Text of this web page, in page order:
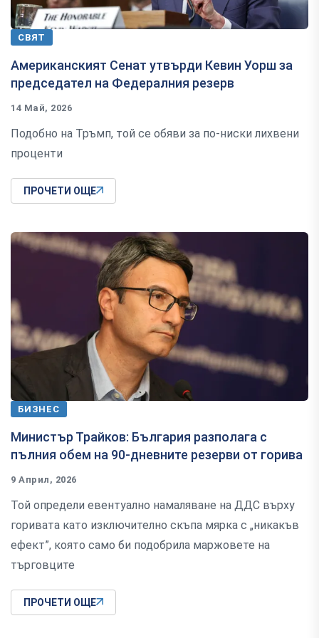
СВЯТ
Американският Сенат утвърди Кевин Уорш за
председател на Федералния резерв
14 Май, 2026
Подобно на Тръмп, той се обяви за по-ниски лихвени
проценти
ПРОЧЕТИ ОЩЕ
БИЗНЕС
Министър Трайков: България разполага с
пълния обем на 90-дневните резерви от горива
9 Април, 2026
Той определи евентуално намаляване на ДДС върху
горивата като изключително скъпа мярка с „никакъв
ефект”, която само би подобрила маржовете на
търговците
ПРОЧЕТИ ОЩЕ